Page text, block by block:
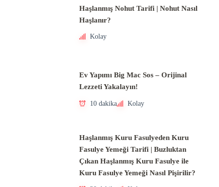
Haşlanmış Nohut Tarifi | Nohut Nasıl
Haşlanır?
Kolay
Ev Yapımı Big Mac Sos – Orijinal
Lezzeti Yakalayın!
10 dakika Kolay
Haşlanmış Kuru Fasulyeden Kuru
Fasulye Yemeği Tarifi | Buzluktan
Çıkan Haşlanmış Kuru Fasulye ile
Kuru Fasulye Yemeği Nasıl Pişirilir?